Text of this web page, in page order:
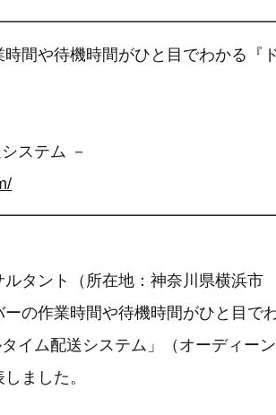
間や待機時間がひと目でわかる『
ステム －
ルタント（所在地：神奈川県横
の作業時間や待機時間がひと目で
イム配送システム」（オーディー
ました。